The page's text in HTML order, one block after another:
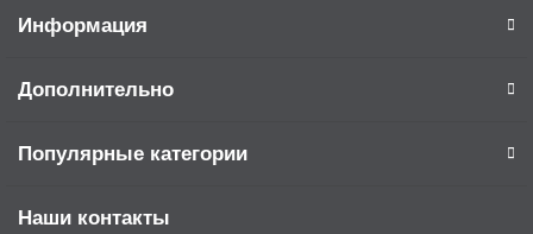
Информация
Дополнительно
Популярные категории
Наши контакты